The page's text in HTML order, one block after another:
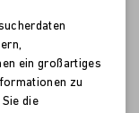
ein großartiges
zu
die